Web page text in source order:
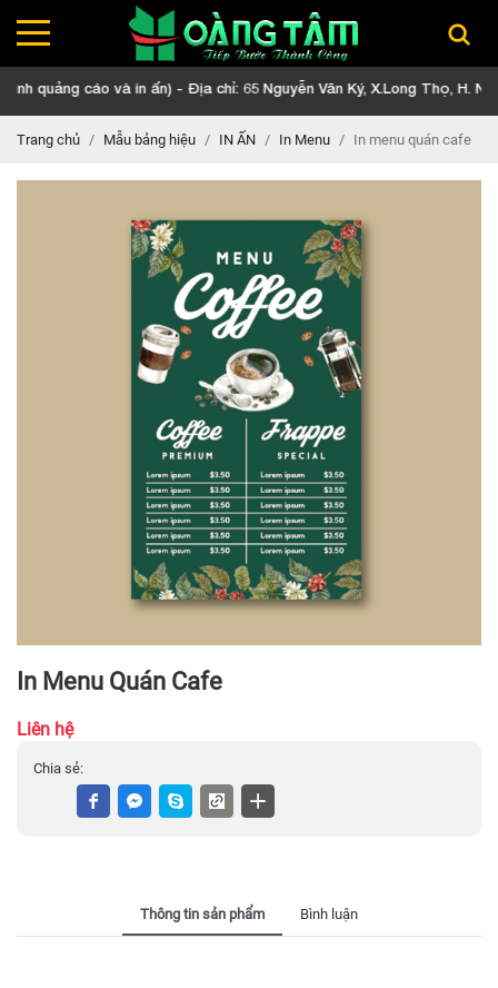
cáo và in ấn) - Địa chỉ: 65 Nguyễn Văn Ký, X.Long Thọ, H. Nhơn
Trang chủ Mẫu bảng hiệu IN ẤN In Menu In menu quán cafe
In Menu Quán Cafe
Liên hệ
Chia sẻ:
Thông tin sản phẩm Bình luận